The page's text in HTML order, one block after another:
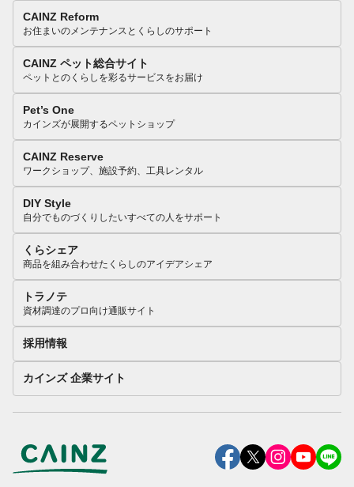
CAINZ Reform
お住まいのメンテナンスとくらしのサポート
CAINZ ペット総合サイト
ペットとのくらしを彩るサービスをお届け
Pet’s One
カインズが展開するペットショップ
CAINZ Reserve
ワークショップ、施設予約、工具レンタル
DIY Style
自分でものづくりしたいすべての人をサポート
くらシェア
商品を組み合わせたくらしのアイデアシェア
トラノテ
資材調達のプロ向け通販サイト
採用情報
カインズ 企業サイト